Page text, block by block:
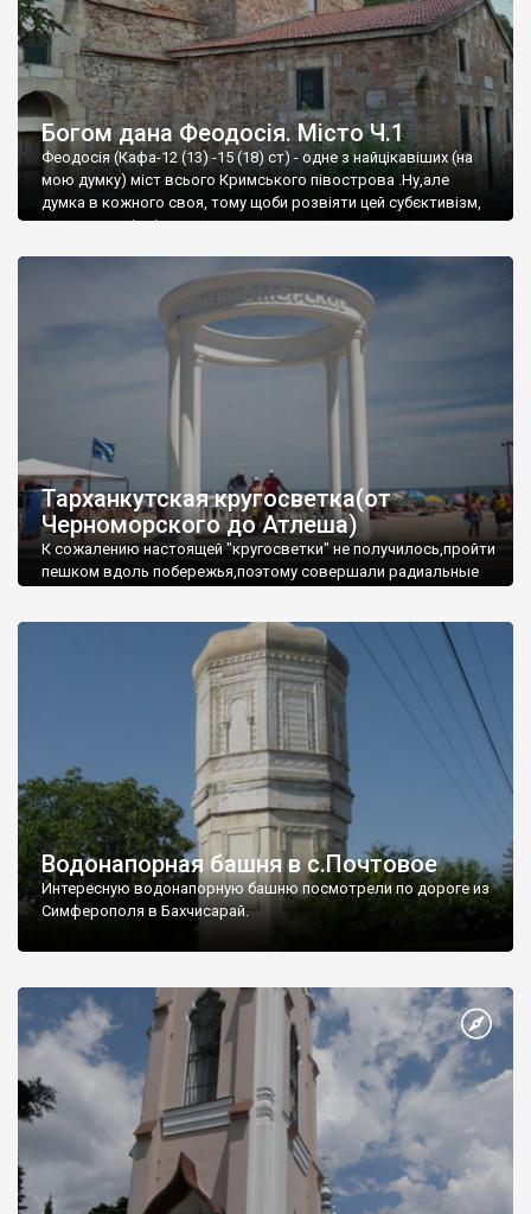
Богом дана Феодосія. Місто Ч.1
Феодосія (Кафа-12 (13) -15 (18) ст) - одне з найцікавіших (на
мою думку) міст всього Кримського півострова .Ну,але
думка в кожного своя, тому щоби розвіяти цей субєктивізм,
запрошую відвідати це
Тарханкутская кругосветка(от
Черноморского до Атлеша)
К сожалению настоящей "кругосветки" не получилось,пройти
пешком вдоль побережья,поэтому совершали радиальные
Водонапорная башня в с.Почтовое
Интересную водонапорную башню посмотрели по дороге из
Симферополя в Бахчисарай.